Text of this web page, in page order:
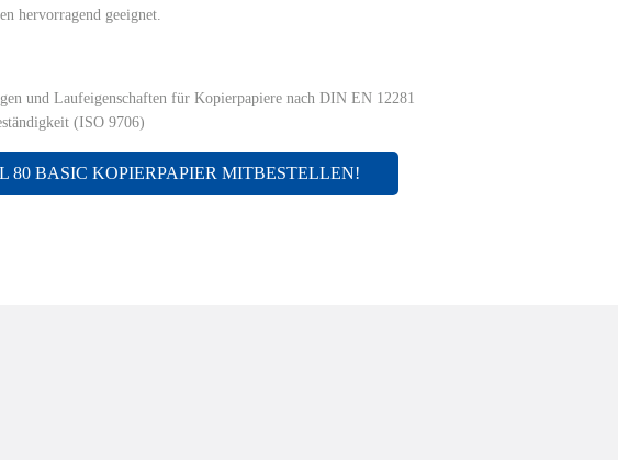
hervorragend geeignet.
und Laufeigenschaften für Kopierpapiere nach DIN EN 12281
(ISO 9706)
80 BASIC KOPIERPAPIER MITBESTELLEN!